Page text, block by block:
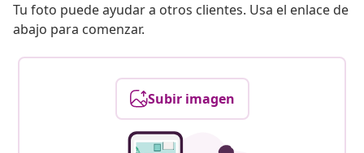
Tu foto puede ayudar a otros clientes. Usa el enlace de
abajo para comenzar.
Subir imagen